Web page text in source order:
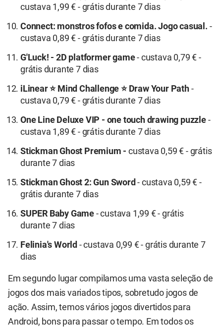
custava 1,99 € - grátis durante 7 dias
Connect: monstros fofos e comida. Jogo casual. -
custava 0,89 € - grátis durante 7 dias
G'Luck! - 2D platformer game- custava 0,79 € -
grátis durante 7 dias
iLinear ⭐ Mind Challenge ⭐ Draw Your Path-
custava 0,79 € - grátis durante 7 dias
One Line Deluxe VIP - one touch drawing puzzle -
custava 1,89 € - grátis durante 7 dias
Stickman Ghost Premium - custava 0,59 € - grátis
durante 7 dias
Stickman Ghost 2: Gun Sword - custava 0,59 € -
grátis durante 7 dias
SUPER Baby Game - custava 1,99 € - grátis
durante 7 dias
Felinia's World - custava 0,99 € - grátis durante 7
dias
Em segundo lugar compilamos uma vasta seleção de
jogos dos mais variados tipos, sobretudo jogos de
ação. Assim, temos vários jogos divertidos para
Android, bons para passar o tempo. Em todos os